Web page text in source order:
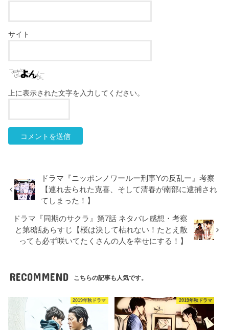
サイト
上に表示された文字を入力してください。
ドラマ『ニッポンノワールー刑事Yの反乱ー』考察
【連れ去られた克喜、そして清春が南部に逮捕され
てしまった！】
ドラマ『同期のサクラ』第7話 ネタバレ感想・考察
と第8話あらすじ【桜は決して枯れない！たとえ散
っても必ず咲いてたくさんの人を幸せにする！】
RECOMMEND こちらの記事も人気です。
2019年秋ドラマ 2019年秋ドラマ